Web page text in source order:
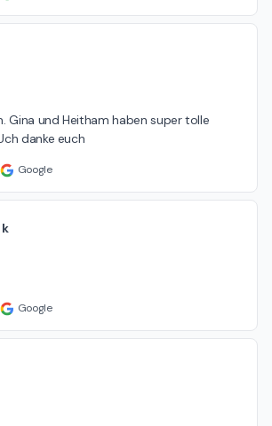
Gina und Heitham haben super tolle
danke euch
Google
Google